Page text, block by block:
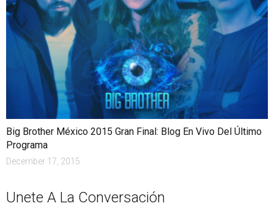
Big Brother México 2015 Gran Final: Blog En Vivo Del Último
Programa
December 17, 2015
Unete A La Conversación